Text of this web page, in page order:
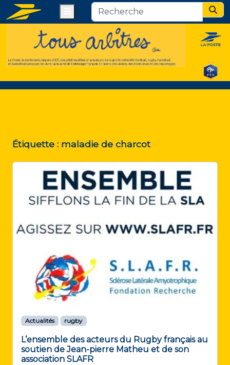
Étiquette : maladie de charcot
Actualités rugby
L’ensemble des acteurs du Rugby français au
soutien de Jean-pierre Matheu et de son
association SLAFR